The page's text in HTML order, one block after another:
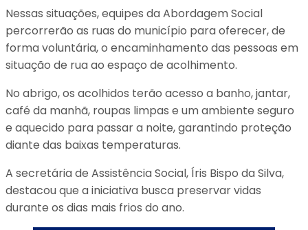
Nessas situações, equipes da Abordagem Social
percorrerão as ruas do município para oferecer, de
forma voluntária, o encaminhamento das pessoas em
situação de rua ao espaço de acolhimento.
No abrigo, os acolhidos terão acesso a banho, jantar,
café da manhã, roupas limpas e um ambiente seguro
e aquecido para passar a noite, garantindo proteção
diante das baixas temperaturas.
A secretária de Assistência Social, Íris Bispo da Silva,
destacou que a iniciativa busca preservar vidas
durante os dias mais frios do ano.